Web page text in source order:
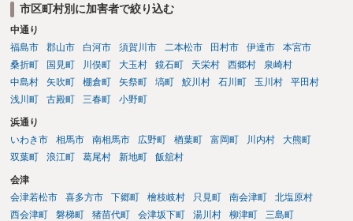
市区町村別に加害者で絞り込む
中通り
福島市
郡山市 白河市 須賀川市 二本松市 田村市 伊達市
本宮市
桑折町
国見町 川俣町 大玉村 鏡石町 天栄村 西郷村
泉崎村
中島村
矢吹町 棚倉町 矢祭町 塙町 鮫川村 石川町 玉川村
平田村
浅川町
古殿町 三春町 小野町
浜通り
いわき市
相馬市 南相馬市 広野町 楢葉町 富岡町 川内村
大熊町
双葉町
浪江町 葛尾村 新地町 飯舘村
会津
会津若松市
喜多方市 下郷町 檜枝岐村 只見町 南会津町
北塩原村
西会津町
磐梯町 猪苗代町 会津坂下町 湯川村 柳津町
三島町